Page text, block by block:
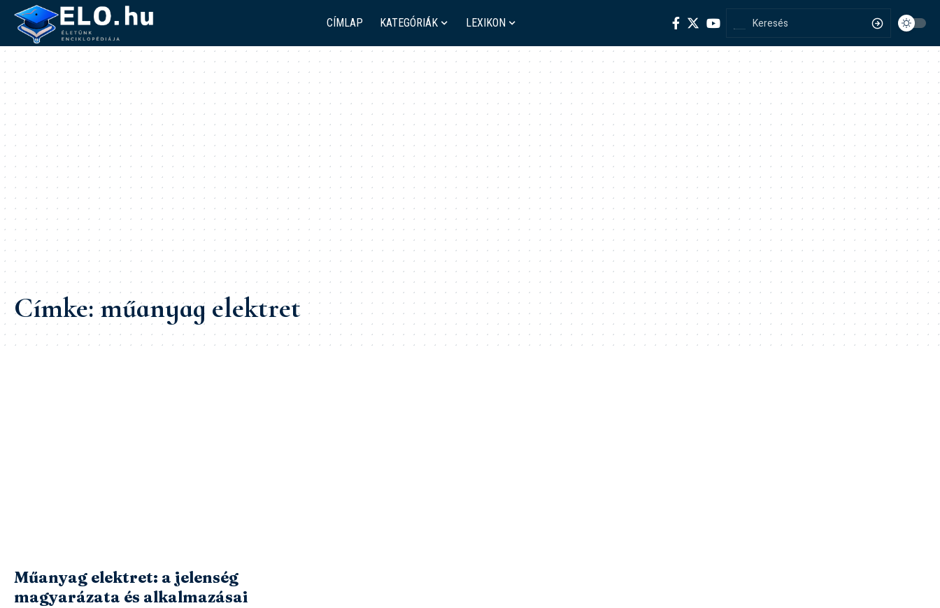
CÍMLAP KATEGÓRIÁK LEXIKON
Címke:műanyag elektret
Műanyag elektret: a jelenség
magyarázata és alkalmazásai